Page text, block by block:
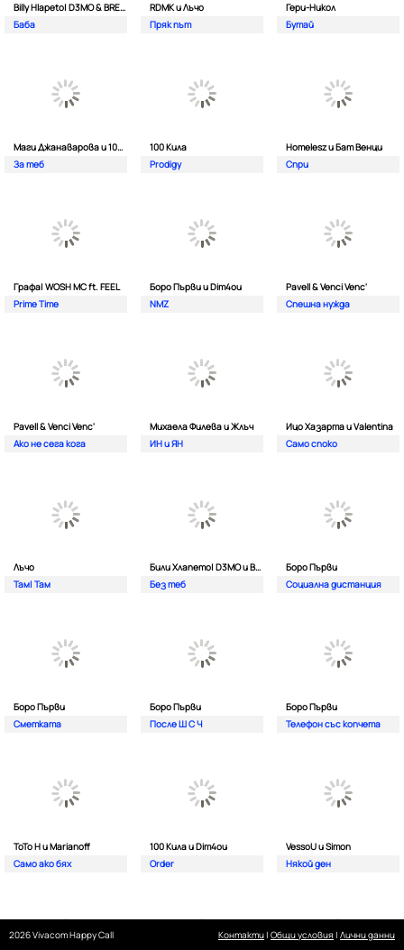
Billy Hlapeto| D3MO & BREVIS
Баба
RDMK и Лъчо
Пряк път
Гери-Никол
Бутай
Маги Джанаварова и 100 Кила
За теб
100 Кила
Prodigy
Homelesz и Бат Венци
Спри
Графа| WOSH MC ft. FEEL
Prime Time
Боро Първи и Dim4ou
NMZ
Pavell & Venci Venc'
Спешна нужда
Pavell & Venci Venc'
Ако не сега кога
Михаела Филева и Жлъч
ИН и ЯН
Ицо Хазарта и Valentina
Само споко
Лъчо
Там| Там
Били Хлапето| D3MO и BREVIS
Без теб
Боро Първи
Социална дистанция
Боро Първи
Сметката
Боро Първи
После Ш С Ч
Боро Първи
Телефон със копчета
ТоТо Н и Marianoff
Само ако бях
100 Кила и Dim4ou
Order
VessoU и Simon
Някой ден
2026 Vivacom Happy Call Контакти| Общи условия | Лични данни